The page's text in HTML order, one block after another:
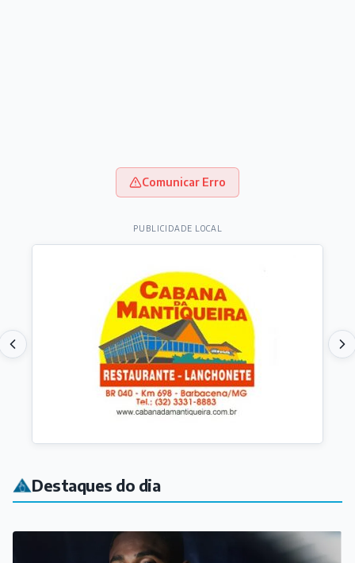
Comunicar Erro
PUBLICIDADE LOCAL
Destaques do dia
Natural de Carandaí, atacante Jajá marca no empate
entre Remo e Atlético-MG pelo Brasileirão